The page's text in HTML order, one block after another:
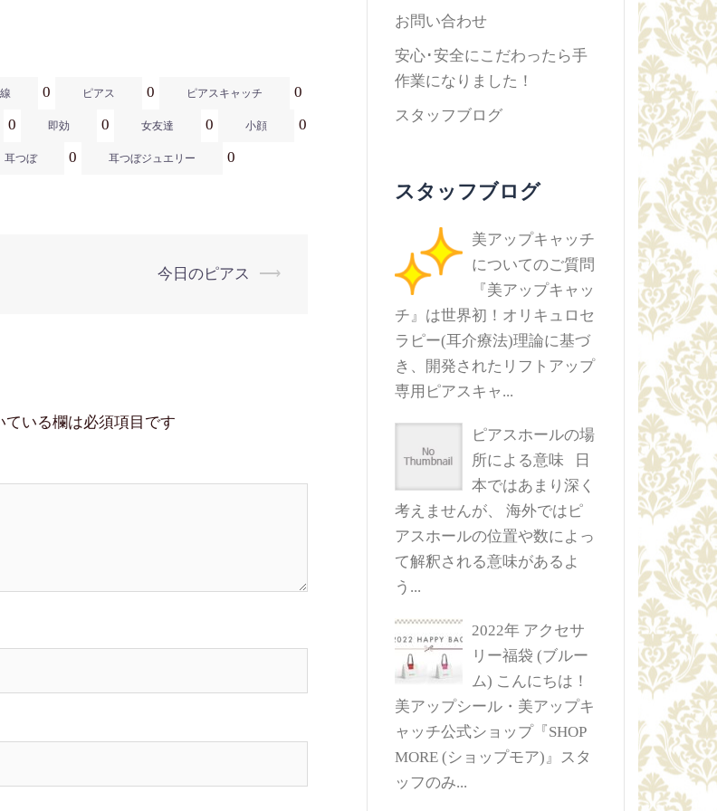
0 ピアス 0 ピアスキャッチ 0
0 即効 0 女友達 0 小顔 0
耳つぼ 0 耳つぼジュエリー 0
今日のピアス ⟶
ている欄は必須項目です
お問い合わせ
安心･安全にこだわったら手
作業になりました！
スタッフブログ
スタッフブログ
美アップキャッチ
についてのご質問
『美アップキャッ
チ』は世界初！オリキュロセ
ラピー(耳介療法)理論に基づ
き、開発されたリフトアップ
専用ピアスキャ...
ピアスホールの場
所による意味
日
本ではあまり深く
考えませんが、 海外ではピ
アスホールの位置や数によっ
て解釈される意味があるよ
う...
2022年 アクセサ
リー福袋 (ブルー
ム) こんにちは！
美アップシール・美アップキ
ャッチ公式ショップ『SHOP
MORE (ショップモア)』スタ
ッフのみ...